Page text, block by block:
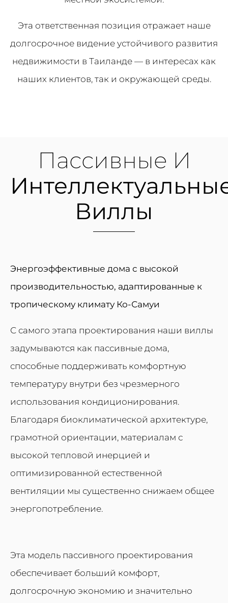
Эта ответственная позиция отражает наше
долгосрочное видение устойчивого развития
недвижимости в Таиланде — в интересах как
наших клиентов, так и окружающей среды.
Пассивные И
Виллы
Энергоэффективные дома с высокой
производительностью, адаптированные к
тропическому климату Ко-Самуи
С самого этапа проектирования наши виллы
задумываются как пассивные дома,
способные поддерживать комфортную
температуру внутри без чрезмерного
использования кондиционирования.
Благодаря биоклиматической архитектуре,
грамотной ориентации, материалам с
высокой тепловой инерцией и
оптимизированной естественной
вентиляции мы существенно снижаем общее
энергопотребление.
Эта модель пассивного проектирования
обеспечивает больший комфорт,
долгосрочную экономию и значительно